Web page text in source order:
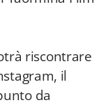
riscontrare
il
da